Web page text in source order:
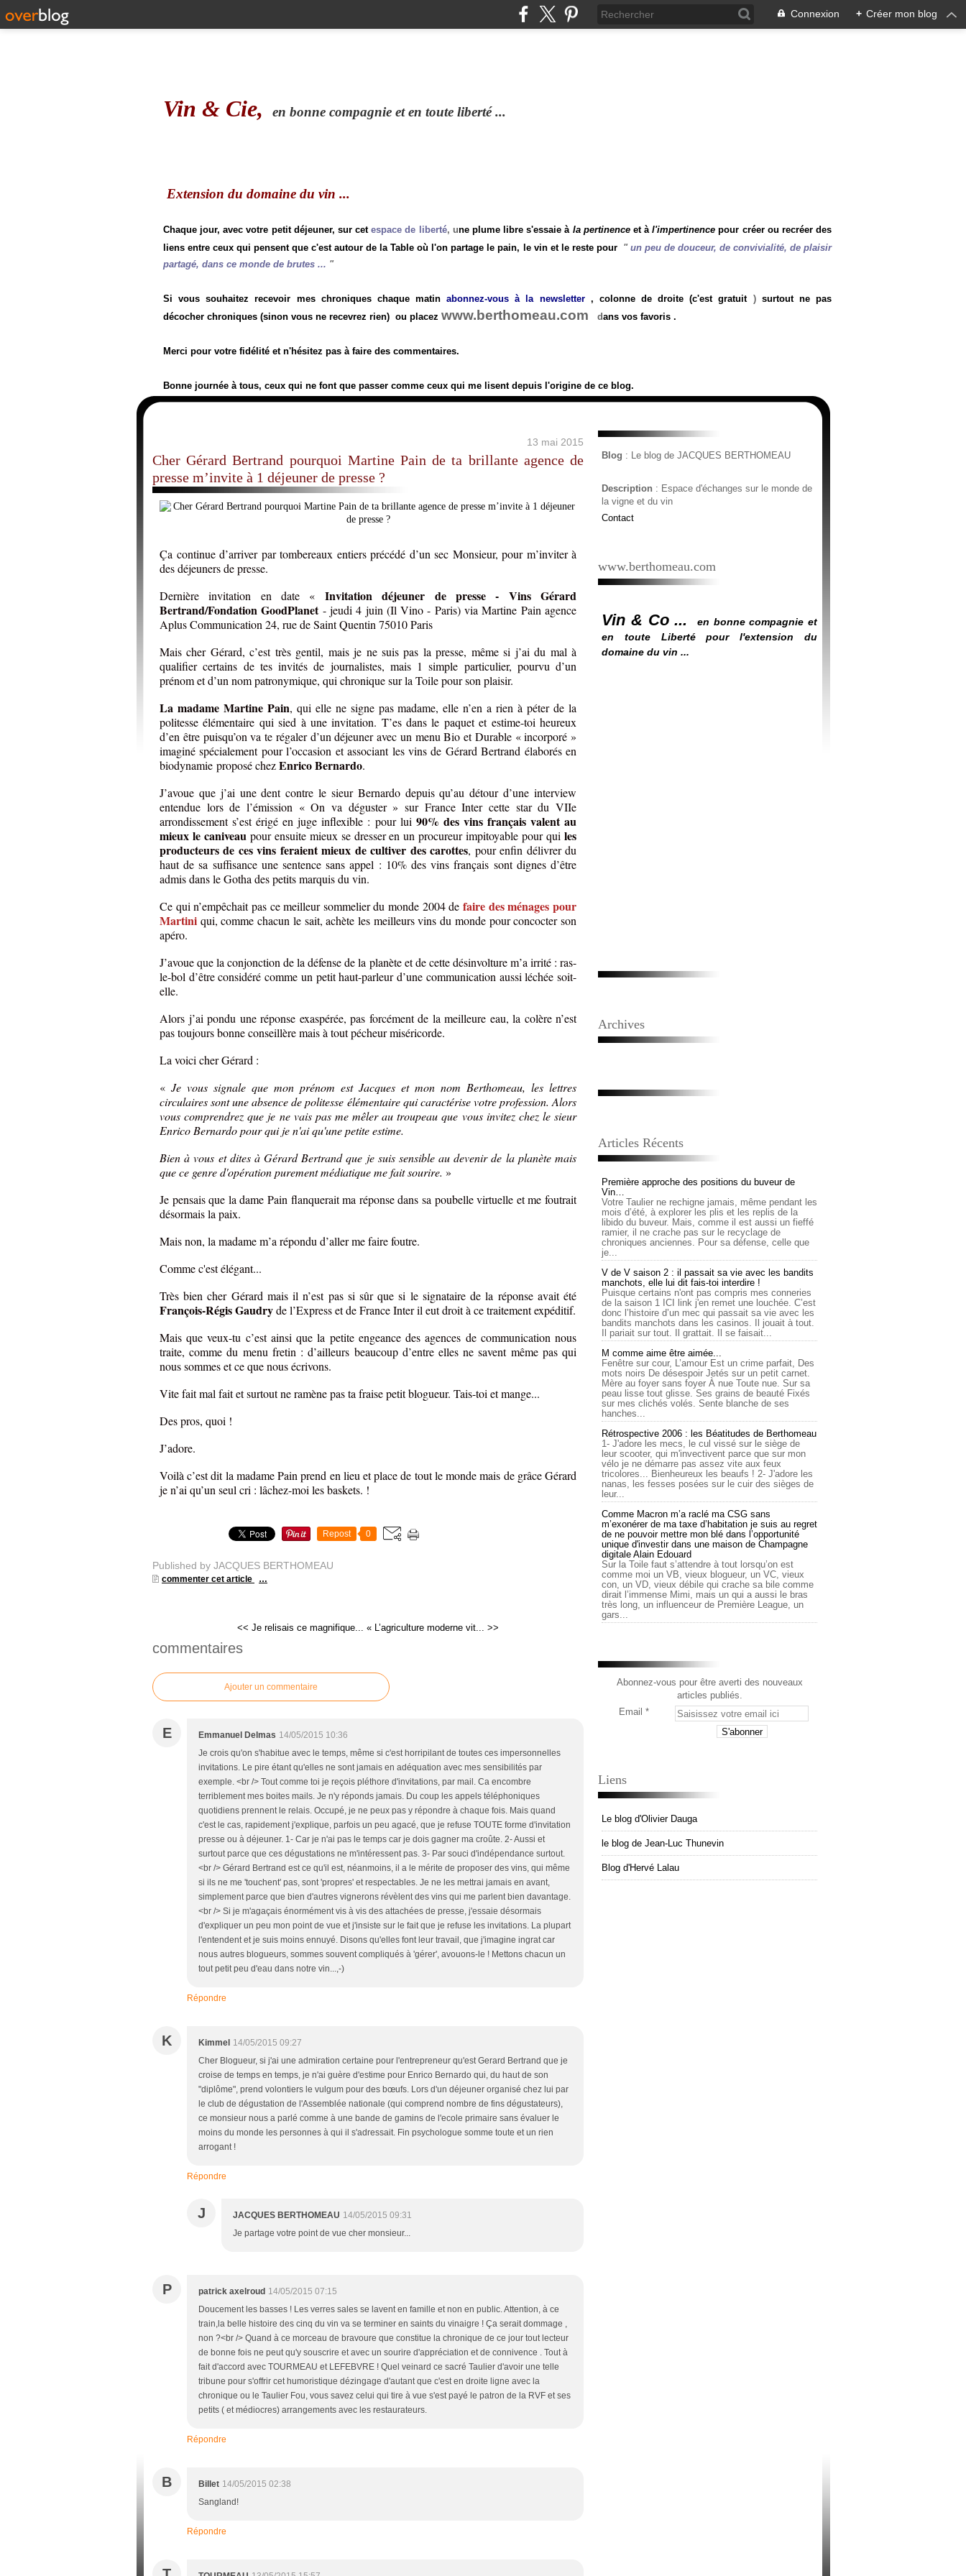
Connexion + Créer mon blog
Vin & Cie, en bonne compagnie et en toute liberté ...
Extension du domaine du vin ...
Chaque jour, avec votre petit déjeuner, sur cetespace de liberté, une plume libre s'essaie à la pertinenceet àl'impertinence pour créer ou recréer des
liens entre ceux qui pensent que c'est autour de la Table où l'on partage le pain, le vin et le reste pour "un peu de douceur, de convivialité, de plaisir
partagé, dans ce monde de brutes ... "
Si vous souhaitez recevoir mes chroniques chaque matinabonnez-vous à la newsletter, colonne de droite (c'est gratuit) surtout ne pas
décocher chroniques (sinon vous ne recevrez rien) ou placez www.berthomeau.com dans vos favoris .
Merci pour votre fidélité et n'hésitez pas à faire des commentaires.
Bonne journée à tous, ceux qui ne font que passer comme ceux qui me lisent depuis l'origine de ce blog.
13 mai 2015
Cher Gérard Bertrand pourquoi Martine Pain de ta brillante agence de
presse m’invite à 1 déjeuner de presse ?
Ça continue d’arriver par tombereaux entiers précédé d’un sec Monsieur, pour m’inviter à
des déjeuners de presse.
Dernière invitation en date « Invitation déjeuner de presse - Vins Gérard
Bertrand/Fondation GoodPlanet - jeudi 4 juin (Il Vino - Paris) via Martine Pain agence
Aplus Communication 24, rue de Saint Quentin 75010 Paris
Mais cher Gérard, c’est très gentil, mais je ne suis pas la presse, même si j’ai du mal à
qualifier certains de tes invités de journalistes, mais 1 simple particulier, pourvu d’un
prénom et d’un nom patronymique, qui chronique sur la Toile pour son plaisir.
La madame Martine Pain, qui elle ne signe pas madame, elle n’en a rien à péter de la
politesse élémentaire qui sied à une invitation. T’es dans le paquet et estime-toi heureux
d’en être puisqu’on va te régaler d’un déjeuner avec un menu Bio et Durable « incorporé »
imaginé spécialement pour l’occasion et associant les vins de Gérard Bertrand élaborés en
biodynamie proposé chezEnrico Bernardo.
J’avoue que j’ai une dent contre le sieur Bernardo depuis qu’au détour d’une interview
entendue lors de l’émission « On va déguster » sur France Inter cette star du VIIe
arrondissement s’est érigé en juge inflexible : pour lui 90% des vins français valent au
mieux le caniveau pour ensuite mieux se dresser en un procureur impitoyable pour quiles
producteurs de ces vins feraient mieux de cultiver des carottes, pour enfin délivrer du
haut de sa suffisance une sentence sans appel : 10% des vins français sont dignes d’être
admis dans le Gotha des petits marquis du vin.
Ce qui n’empêchait pas ce meilleur sommelier du monde 2004 defaire des ménages pour
Martini qui, comme chacun le sait, achète les meilleurs vins du monde pour concocter son
apéro.
J’avoue que la conjonction de la défense de la planète et de cette désinvolture m’a irrité : ras-
le-bol d’être considéré comme un petit haut-parleur d’une communication aussi léchée soit-
elle.
Alors j’ai pondu une réponse exaspérée, pas forcément de la meilleure eau, la colère n’est
pas toujours bonne conseillère mais à tout pécheur miséricorde.
La voici cher Gérard :
« Je vous signale que mon prénom est Jacques et mon nom Berthomeau, les lettres
circulaires sont une absence de politesse élémentaire qui caractérise votre profession. Alors
vous comprendrez que je ne vais pas me mêler au troupeau que vous invitez chez le sieur
Enrico Bernardo pour qui je n'ai qu'une petite estime.
Bien à vous et dites à Gérard Bertrand que je suis sensible au devenir de la planète mais
que ce genre d'opération purement médiatique me fait sourire. »
Je pensais que la dame Pain flanquerait ma réponse dans sa poubelle virtuelle et me foutrait
désormais la paix.
Mais non, la madame m’a répondu d’aller me faire foutre.
Comme c'est élégant...
Très bien cher Gérard mais il n’est pas si sûr que si le signataire de la réponse avait été
François-Régis Gaudryde l’Express et de France Inter il eut droit à ce traitement expéditif.
Mais que veux-tu c’est ainsi que la petite engeance des agences de communication nous
traite, comme du menu fretin : d’ailleurs beaucoup d’entre elles ne savent même pas qui
nous sommes et ce que nous écrivons.
Vite fait mal fait et surtout ne ramène pas ta fraise petit blogueur. Tais-toi et mange...
Des pros, quoi !
J’adore.
Voilà c’est dit la madame Pain prend en lieu et place de tout le monde mais de grâce Gérard
je n’ai qu’un seul cri : lâchez-moi les baskets. !
Repost 0
Published by JACQUES BERTHOMEAU
commenter cet article …
<< Je relisais ce magnifique... « L’agriculture moderne vit... >>
commentaires
Ajouter un commentaire
E Emmanuel Delmas 14/05/2015 10:36
Je crois qu'on s'habitue avec le temps, même si c'est horripilant de toutes ces impersonnelles
invitations. Le pire étant qu'elles ne sont jamais en adéquation avec mes sensibilités par
exemple. <br /> Tout comme toi je reçois pléthore d'invitations, par mail. Ca encombre
terriblement mes boites mails. Je n'y réponds jamais. Du coup les appels téléphoniques
quotidiens prennent le relais. Occupé, je ne peux pas y répondre à chaque fois. Mais quand
c'est le cas, rapidement j'explique, parfois un peu agacé, que je refuse TOUTE forme d'invitation
presse ou à déjeuner. 1- Car je n'ai pas le temps car je dois gagner ma croûte. 2- Aussi et
surtout parce que ces dégustations ne m'intéressent pas. 3- Par souci d'indépendance surtout.
<br /> Gérard Bertrand est ce qu'il est, néanmoins, il a le mérite de proposer des vins, qui même
si ils ne me 'touchent' pas, sont 'propres' et respectables. Je ne les mettrai jamais en avant,
simplement parce que bien d'autres vignerons révèlent des vins qui me parlent bien davantage.
<br /> Si je m'agaçais énormément vis à vis des attachées de presse, j'essaie désormais
d'expliquer un peu mon point de vue et j'insiste sur le fait que je refuse les invitations. La plupart
l'entendent et je suis moins ennuyé. Disons qu'elles font leur travail, que j'imagine ingrat car
nous autres blogueurs, sommes souvent compliqués à 'gérer', avouons-le ! Mettons chacun un
tout petit peu d'eau dans notre vin...,-)
Répondre
K Kimmel 14/05/2015 09:27
Cher Blogueur, si j'ai une admiration certaine pour l'entrepreneur qu'est Gerard Bertrand que je
croise de temps en temps, je n'ai guère d'estime pour Enrico Bernardo qui, du haut de son
"diplôme", prend volontiers le vulgum pour des bœufs. Lors d'un déjeuner organisé chez lui par
le club de dégustation de l'Assemblée nationale (qui comprend nombre de fins dégustateurs),
ce monsieur nous a parlé comme à une bande de gamins de l'ecole primaire sans évaluer le
moins du monde les personnes à qui il s'adressait. Fin psychologue somme toute et un rien
arrogant !
Répondre
J JACQUES BERTHOMEAU 14/05/2015 09:31
Je partage votre point de vue cher monsieur...
P patrick axelroud 14/05/2015 07:15
Doucement les basses ! Les verres sales se lavent en famille et non en public. Attention, à ce
train,la belle histoire des cinq du vin va se terminer en saints du vinaigre ! Ça serait dommage ,
non ?<br /> Quand à ce morceau de bravoure que constitue la chronique de ce jour tout lecteur
de bonne fois ne peut qu'y souscrire et avec un sourire d'appréciation et de connivence . Tout à
fait d'accord avec TOURMEAU et LEFEBVRE ! Quel veinard ce sacré Taulier d'avoir une telle
tribune pour s'offrir cet humoristique dézingage d'autant que c'est en droite ligne avec la
chronique ou le Taulier Fou, vous savez celui qui tire à vue s'est payé le patron de la RVF et ses
petits ( et médiocres) arrangements avec les restaurateurs.
Répondre
B Billet 14/05/2015 02:38
Sangland!
Répondre
Blog : Le blog de JACQUES BERTHOMEAU
Description : Espace d'échanges sur le monde de
la vigne et du vin
Contact
www.berthomeau.com
Vin & Co ...
en bonne compagnie et
en toute Liberté pour l'extension du
domaine du vin ...
Archives
Articles Récents
Première approche des positions du buveur de
Vin…
Votre Taulier ne rechigne jamais, même pendant les
mois d’été, à explorer les plis et les replis de la
libido du buveur. Mais, comme il est aussi un fieffé
ramier, il ne crache pas sur le recyclage de
chroniques anciennes. Pour sa défense, celle que
je...
V de V saison 2 : il passait sa vie avec les bandits
manchots, elle lui dit fais-toi interdire !
Puisque certains n'ont pas compris mes conneries
de la saison 1 ICI link j'en remet une louchée. C’est
donc l’histoire d’un mec qui passait sa vie avec les
bandits manchots dans les casinos. Il jouait à tout.
Il pariait sur tout. Il grattait. Il se faisait...
M comme aime être aimée...
Fenêtre sur cour, L’amour Est un crime parfait, Des
mots noirs De désespoir Jetés sur un petit carnet.
Mère au foyer sans foyer À nue Toute nue. Sur sa
peau lisse tout glisse. Ses grains de beauté Fixés
sur mes clichés volés. Sente blanche de ses
hanches...
Rétrospective 2006 : les Béatitudes de Berthomeau
1- J'adore les mecs, le cul vissé sur le siège de
leur scooter, qui m'invectivent parce que sur mon
vélo je ne démarre pas assez vite aux feux
tricolores... Bienheureux les beaufs ! 2- J'adore les
nanas, les fesses posées sur le cuir des sièges de
leur...
Comme Macron m’a raclé ma CSG sans
m’exonérer de ma taxe d’habitation je suis au regret
de ne pouvoir mettre mon blé dans l’opportunité
unique d'investir dans une maison de Champagne
digitale Alain Edouard
Sur la Toile faut s’attendre à tout lorsqu’on est
comme moi un VB, vieux blogueur, un VC, vieux
con, un VD, vieux débile qui crache sa bile comme
dirait l’immense Mimi, mais un qui a aussi le bras
très long, un influenceur de Première League, un
gars...
Abonnez-vous pour être averti des nouveaux
articles publiés.
Email
Liens
Le blog d'Olivier Dauga
le blog de Jean-Luc Thunevin
Blog d'Hervé Lalau